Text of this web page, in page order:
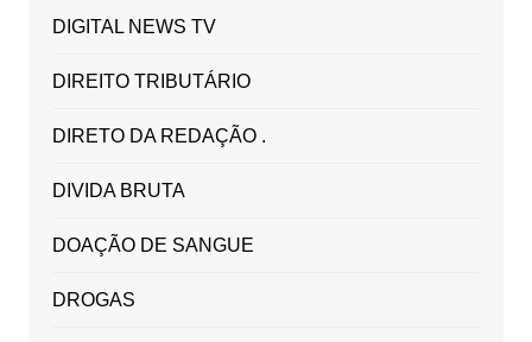
DIGITAL NEWS TV
DIREITO TRIBUTÁRIO
DIRETO DA REDAÇÃO .
DIVIDA BRUTA
DOAÇÃO DE SANGUE
DROGAS